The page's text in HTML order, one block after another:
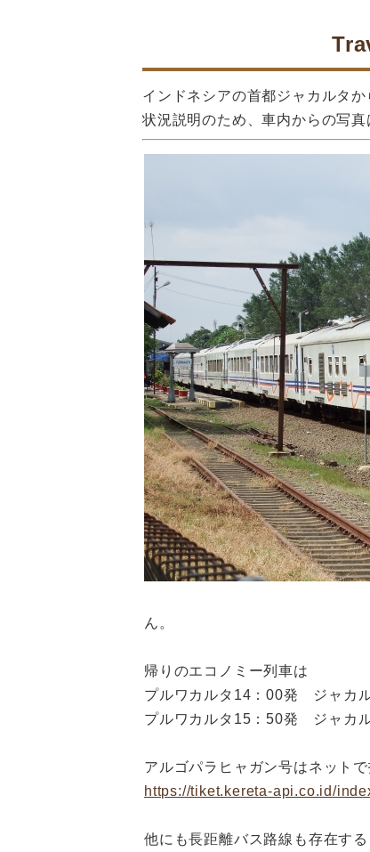
インドネシアの首都ジャカルタ
状況説明のため、車内からの写
ん。
帰りのエコノミー列車は
プルワカルタ14：00発 ジャカ
プルワカルタ15：50発 ジャカ
アルゴパラヒャガン号はネット
https://tiket.kereta-api.co.id/
他にも長距離バス路線も存在す